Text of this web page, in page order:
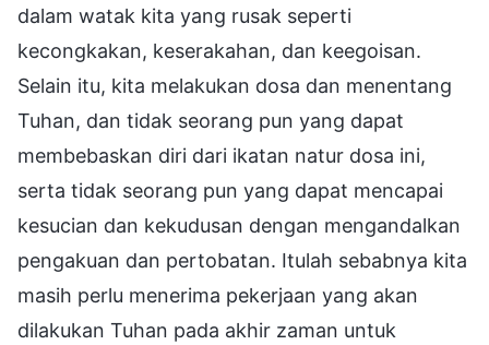
dalam watak kita yang rusak seperti
kecongkakan, keserakahan, dan keegoisan.
Selain itu, kita melakukan dosa dan menentang
Tuhan, dan tidak seorang pun yang dapat
membebaskan diri dari ikatan natur dosa ini,
serta tidak seorang pun yang dapat mencapai
kesucian dan kekudusan dengan mengandalkan
pengakuan dan pertobatan. Itulah sebabnya kita
masih perlu menerima pekerjaan yang akan
dilakukan Tuhan pada akhir zaman untuk